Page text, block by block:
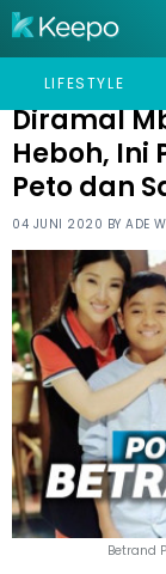
LIFESTYLE
HOME CELEB
Diramal
Heboh, Ini
Peto dan
04 JUNI 2020 BY ADE
Betrand